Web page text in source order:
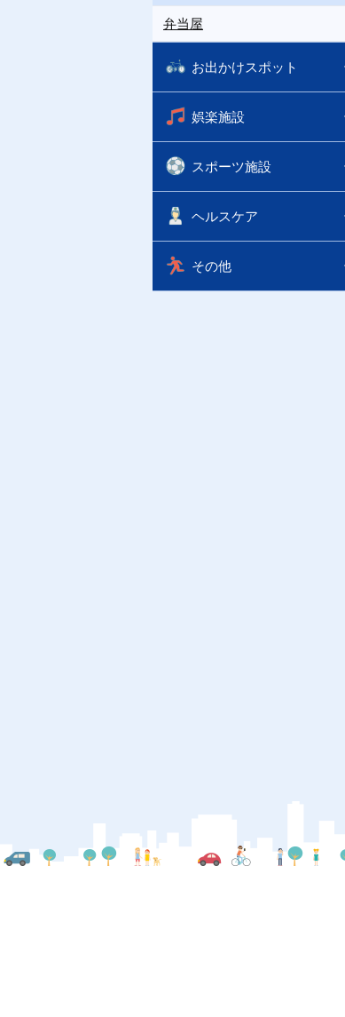
弁当屋
お出かけスポット
娯楽施設
スポーツ施設
ヘルスケア
その他